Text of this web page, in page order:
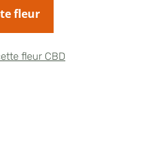
fleur
fleur CBD